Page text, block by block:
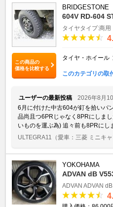
この商品の
価格を比較する
BRIDGESTONE
604V RD-604
タイヤタイプ:商用
タイヤ・ホイール
このカテゴリの取
ユーザーの最新投稿
2026年8月
6月に付けた中古604が釘を拾いパ
品尚且つ6PRじゃなく8PRにしま
いものを運ぶ為) 追々前も8PRにし
ULTEGRA11
（愛車：三菱 ミニキ
YOKOHAMA
ADVAN dB
ADVAN ADVAN